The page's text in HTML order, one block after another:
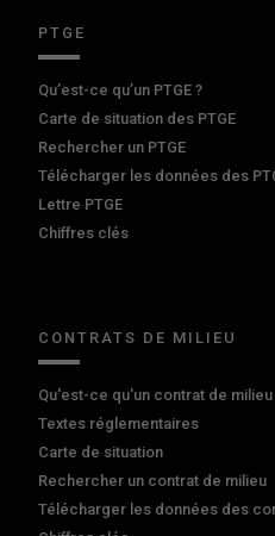
PTGE
Qu’est-ce qu’un PTGE ?
Carte de situation des PTGE
Rechercher un PTGE
Télécharger les données des
Lettre PTGE
Chiffres clés
CONTRATS DE MILIEU
Qu'est-ce qu'un contrat de milieu
Textes réglementaires
Carte de situation
Rechercher un contrat de milieu
Télécharger les données des